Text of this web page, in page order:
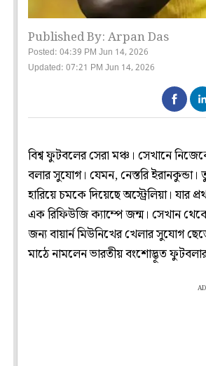
Published By: Arpan Das
Posted: 04:39 PM Jun 14, 2026
Updated: 07:21 PM Jun 14, 2026
বিশ্ব ফুটবলের সেরা মঞ্চ। সেখানে
বলার সুযোগ। যেমন, নেস্তরি
হারিয়ে চমকে দিয়েছে অস্ট্রেলিয়া। যার
এক রিফিউজি ক্যাম্পে জন্ম। সেখান
জন্য বায়ার্ন মিউনিখের খেলার সুযোগ
মাঠে নামলেন ভারতীয় বংশোদ্ভূত